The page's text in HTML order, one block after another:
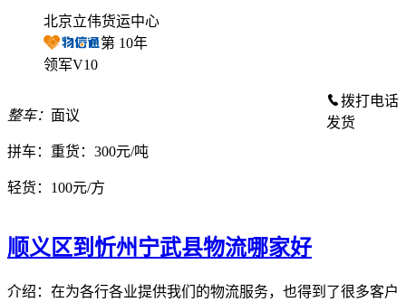
北京立伟货运中心
第 10年
领军V10
整车： 面议
拼车： 重货：300元/吨
轻货： 100元/方
拨打电话
发货
顺义区到忻州宁武县物流哪家好
介绍：在为各行各业提供我们的物流服务，也得到了很多客户